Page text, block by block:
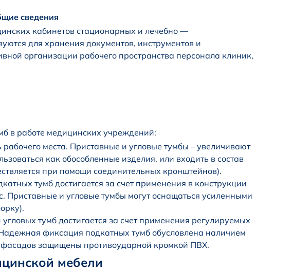
сведения
кабинетов стационарных и лечебно —
для хранения документов, инструментов и
организации рабочего пространства персонала клиник,
в работе медицинских учреждений:
места. Приставные и угловые тумбы – увеличивают
как обособленные изделия, или входить в состав
при помощи соединительных кронштейнов).
тумб достигается за счет применения в конструкции
Приставные и угловые тумбы могут оснащаться усиленными
тумб достигается за счет применения регулируемых
фиксация подкатных тумб обусловлена наличием
защищены противоударной кромкой ПВХ.
мебели